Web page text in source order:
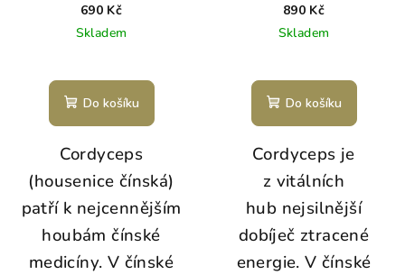
690 Kč
Skladem
Do košíku
Cordyceps
(housenice čínská)
patří k nejcennějším
houbám čínské
medicíny. V čínské
890 Kč
Skladem
Do košíku
Cordyceps je
z vitálních
hub nejsilnější
dobíječ ztracené
energie. V čínské